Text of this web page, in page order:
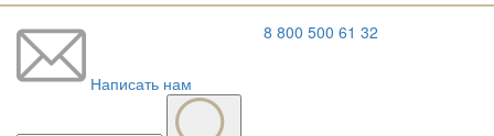
Написать нам
8 800 500 61 32